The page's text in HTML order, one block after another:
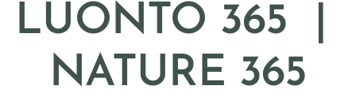
LUONTO 365 |
NATURE 365